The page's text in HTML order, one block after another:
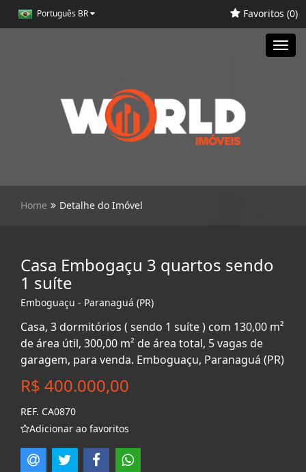
Português BR Favoritos (0)
Home Detalhe do Imóvel
Casa Embogaçu 3 quartos sendo
1 suíte
Emboguaçu - Paranaguá (PR)
Casa, 3 dormitórios ( sendo 1 suíte ) com 130,00 m²
de área útil, 300,00 m² de área total, 5 vagas de
garagem, para venda. Emboguaçu, Paranaguá (PR)
R$ 400.000,00
REF. CA0870
Adicionar ao favoritos